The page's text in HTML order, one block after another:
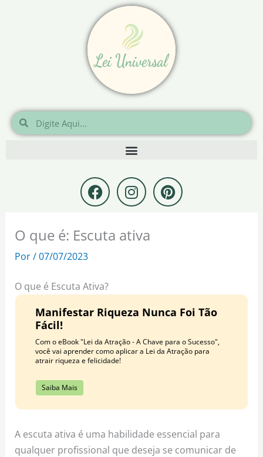
Pesquisar
Pesquisar
F
a
c
e
b
k
I
n
s
t
a
m
P
i
n
t
O que é: Escuta ativa
Por/07/07/2023
O que é Escuta Ativa?
Manifestar Riqueza Nunca Foi Tão
Fácil!
Com o eBook "Lei da Atração - A Chave para o Sucesso",
você vai aprender como aplicar a Lei da Atração para
atrair riqueza e felicidade!
Saiba Mais
A escuta ativa é uma habilidade essencial para
qualquer profissional que deseja se comunicar de